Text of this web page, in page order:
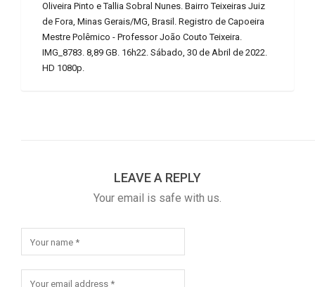
Oliveira Pinto e Tallia Sobral Nunes. Bairro Teixeiras Juiz
de Fora, Minas Gerais/MG, Brasil. Registro de Capoeira
Mestre Polêmico - Professor João Couto Teixeira.
IMG_8783. 8,89 GB. 16h22. Sábado, 30 de Abril de 2022.
HD 1080p.
LEAVE A REPLY
Your email is safe with us.